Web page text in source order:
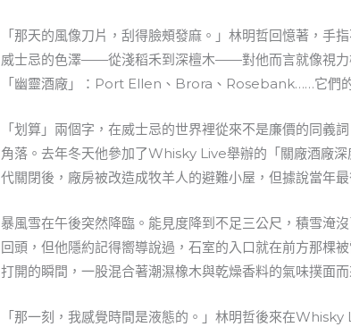
「那天的風像刀片，刮得臉頰發麻。」林明哲回憶著，
威士忌的色澤——從淺稻禾到深檀木——對他而言就像視力
「幽靈酒廠」：Port Ellen、Brora、Rosebank……它們
「划算」兩個字，在威士忌的世界裡從來不是廉價的同
角落。去年冬天他參加了Whisky Live舉辦的「關廠酒廠
代關閉後，廠房被改造成牧羊人的避難小屋，但據說當年
暴風雪在午後突然降臨。能見度降到不足三公尺，積雪淹
回頭，但他隱約記得嚮導說過，石室的入口就在前方那
打開的瞬間，一股混合著潮濕橡木與乾燥香料的氣味撲面
「那一刻，我感覺時間是液態的。」林明哲後來在